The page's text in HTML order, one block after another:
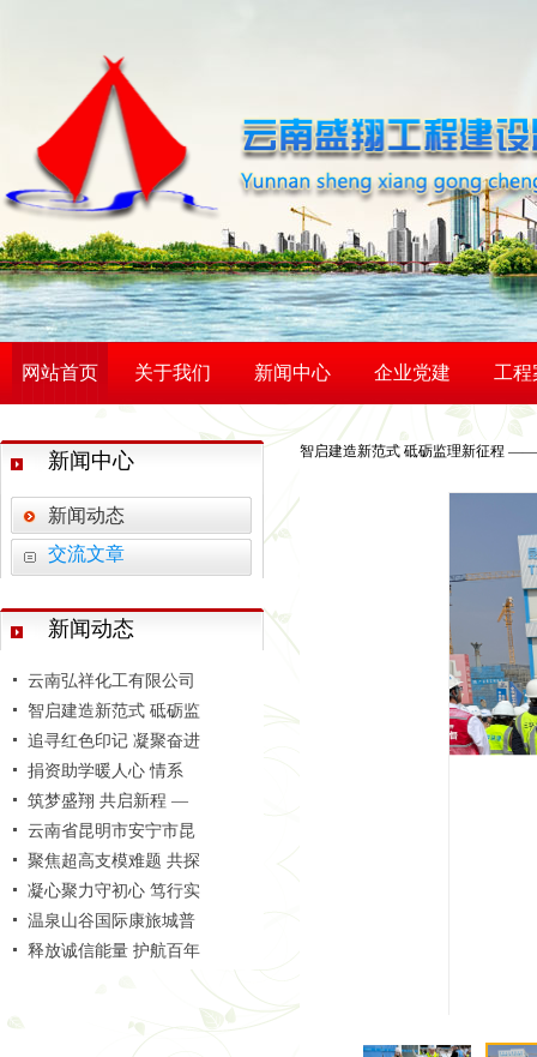
网站首页 关于我们 新闻中心 企业党建 工程
新闻中心
新闻动态
交流文章
新闻动态
活力赛场 赛出团结 —
云南弘祥化工有限公司
追寻红色印记 凝聚奋进
捐资助学暖人心 情系
筑梦盛翔 共启新程 —
云南省昆明市安宁市昆
聚焦超高支模难题 共探
凝心聚力守初心 笃行实
温泉山谷国际康旅城普
释放诚信能量 护航百年
安宁市中老铁路国际冷
聚焦附着式升降脚手架
学习善洲精神 践行初心
智启建造新范式 砥砺监理新征程 ——
智启建造新